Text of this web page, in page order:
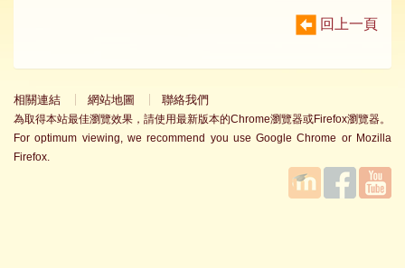
回上一頁
相關連結 網站地圖 聯絡我們
為取得本站最佳瀏覽效果，請使用最新版本的Chrome瀏覽器或Firefox瀏覽器。
For optimum viewing, we recommend you use Google Chrome or Mozilla
Firefox.